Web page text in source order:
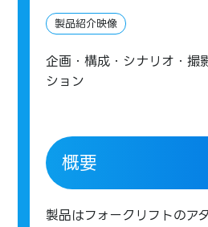
製品紹介映像
企画・構成・シナリオ・撮
ション
概要
製品はフォークリフトのア